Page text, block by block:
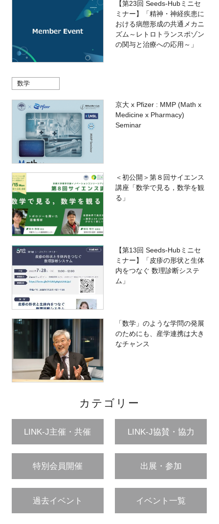
【第23回 Seeds-Hubミニセ
ミナー】「精神・神経疾患に
おける病態形成の共通メカニ
ズム～レトロトランスポゾン
の関与と治療への応用～」
数学
京大 x Pfizer : MMP (Math x
Medicine x Pharmacy)
Seminar
＜初公開＞第８回サイエンス
講座「数学で見る，数学を観
る」
【第13回 Seeds-Hubミニセ
ミナー】「皮疹の形状と生体
内をつなぐ 数理診断システ
ム」
「数学」のような学問の発展
のためにも、産学連携は大き
なチャンス
カテゴリー
LINK-J主催・共催 LINK-J協賛・協力
特別会員開催 出展・参加
過去イベント イベント一覧